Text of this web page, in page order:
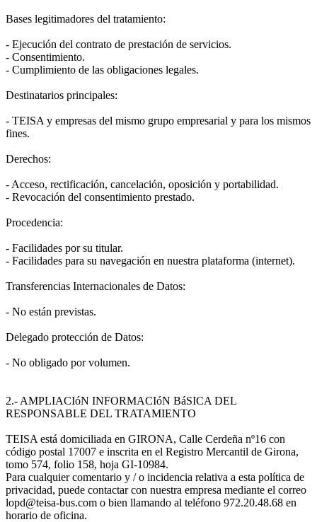
Bases legitimadores del tratamiento:
- Ejecución del contrato de prestación de servicios.
- Consentimiento.
- Cumplimiento de las obligaciones legales.
Destinatarios principales:
- TEISA y empresas del mismo grupo empresarial y para los mismos
fines.
Derechos:
- Acceso, rectificación, cancelación, oposición y portabilidad.
- Revocación del consentimiento prestado.
Procedencia:
- Facilidades por su titular.
- Facilidades para su navegación en nuestra plataforma (internet).
Transferencias Internacionales de Datos:
- No están previstas.
Delegado protección de Datos:
- No obligado por volumen.
2.- AMPLIACIóN INFORMACIóN BáSICA DEL
RESPONSABLE DEL TRATAMIENTO
TEISA está domiciliada en GIRONA, Calle Cerdeña nº16 con
código postal 17007 e inscrita en el Registro Mercantil de Girona,
tomo 574, folio 158, hoja GI-10984.
Para cualquier comentario y / o incidencia relativa a esta política de
privacidad, puede contactar con nuestra empresa mediante el correo
lopd@teisa-bus.com o bien llamando al teléfono 972.20.48.68 en
horario de oficina.